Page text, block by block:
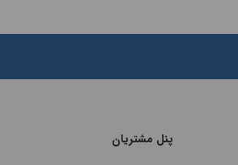
پنل مشتریان